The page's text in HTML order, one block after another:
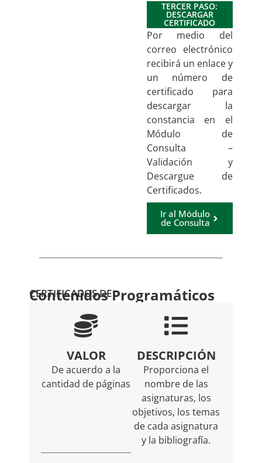
TERCER PASO:
DESCARGAR
CERTIFICADO
Por medio del
correo electrónico
recibirá un enlace y
un número de
certificado para
descargar la
constancia en el
Módulo de
Consulta –
Validación y
Descargue de
Certificados.
Ir al Módulo
de Consulta
CERTIFICADOS DE
Contenidos Programáticos
VALOR
De acuerdo a la
cantidad de páginas
DESCRIPCIÓN
Proporciona el
nombre de las
asignaturas, los
objetivos, los temas
de cada asignatura
y la bibliografía.